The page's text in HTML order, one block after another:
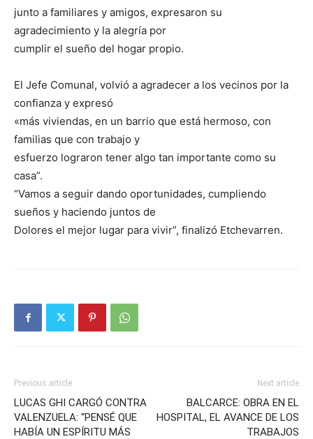
junto a familiares y amigos, expresaron su
agradecimiento y la alegría por
cumplir el sueño del hogar propio.
El Jefe Comunal, volvió a agradecer a los vecinos por la
confianza y expresó
«más viviendas, en un barrio que está hermoso, con
familias que con trabajo y
esfuerzo lograron tener algo tan importante como su
casa”.
“Vamos a seguir dando oportunidades, cumpliendo
sueños y haciendo juntos de
Dolores el mejor lugar para vivir”, finalizó Etchevarren.
Previous article
LUCAS GHI CARGÓ CONTRA
VALENZUELA: “PENSÉ QUE
HABÍA UN ESPÍRITU MÁS
Next article
BALCARCE: OBRA EN EL
HOSPITAL, EL AVANCE DE LOS
TRABAJOS